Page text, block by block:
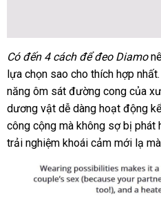
Lovense
Diamo
là
vòng
rung
mini
có
Có đến 4 cách bảng
giá
để đeo Diamo
lựa chọn sao cho thích hợp nhất
năng ôm sát đường cong tự
động
của
dương vật dễ dàng hoạt động
công cộng có
nên
mà không sợ bị phát
trải nghiệm khoái cảm mới lạ